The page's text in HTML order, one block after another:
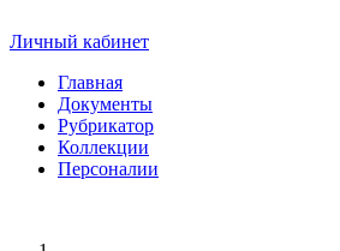
Личный кабинет
Главная
Документы
Рубрикатор
Коллекции
Персоналии